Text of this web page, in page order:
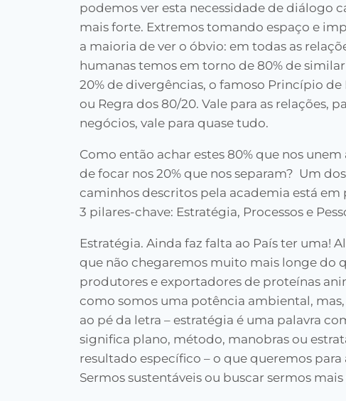
podemos ver esta necessidade de diálogo
mais forte. Extremos tomando espaço e
a maioria de ver o óbvio: em todas as
humanas temos em torno de 80% de
20% de divergências, o famoso Princípio de
ou Regra dos 80/20. Vale para as relações,
negócios, vale para quase tudo.
Como então achar estes 80% que nos unem
de focar nos 20% que nos separam? Um dos
caminhos descritos pela academia está em
3 pilares-chave: Estratégia, Processos e
Estratégia. Ainda faz falta ao País ter uma!
que não chegaremos muito mais longe do
produtores e exportadores de proteínas
como somos uma potência ambiental,
ao pé da letra – estratégia é uma palavra
significa plano, método, manobras ou
resultado específico – o que queremos
Sermos sustentáveis ou buscar sermos